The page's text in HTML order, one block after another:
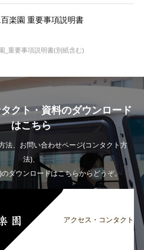
楽園 重要事項説明書
_重要事項説明書(別紙含む)
クト・資料のダウンロード
はこちら
法、お問い合わせページ(コンタクト方
法)、
ダウンロードはこちらからどうぞ。
アクセス・コンタクト